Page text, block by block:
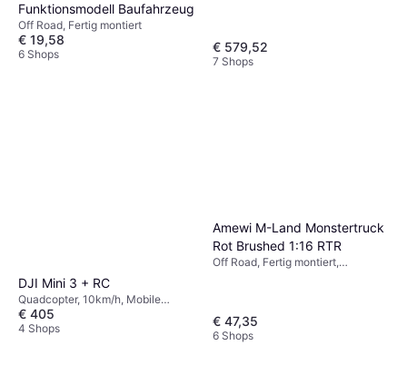
Funktionsmodell Baufahrzeug
Off Road, Fertig montiert
€ 19,58
6 Shops € 579,52
7 Shops
DJI Mini 3 + RC
Quadcopter, 10km/h, Mobile
Anwendung, Kamera, USB, Stütze
für Gimbal, WLAN, GPS
€ 405
4 Shops
Amewi M-Land Monstertruck
Rot Brushed 1:16 RTR
Off Road, Fertig montiert,
€ 47,35
6 Shops